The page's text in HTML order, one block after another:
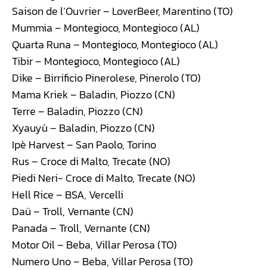
Saison de l’Ouvrier – LoverBeer, Marentino (TO)
Mummia – Montegioco, Montegioco (AL)
Quarta Runa – Montegioco, Montegioco (AL)
Tibir – Montegioco, Montegioco (AL)
Dike – Birrificio Pinerolese, Pinerolo (TO)
Mama Kriek – Baladin, Piozzo (CN)
Terre – Baladin, Piozzo (CN)
Xyauyù – Baladin, Piozzo (CN)
Ipè Harvest – San Paolo, Torino
Rus – Croce di Malto, Trecate (NO)
Piedi Neri- Croce di Malto, Trecate (NO)
Hell Rice – BSA, Vercelli
Daü – Troll, Vernante (CN)
Panada – Troll, Vernante (CN)
Motor Oil – Beba, Villar Perosa (TO)
Numero Uno – Beba, Villar Perosa (TO)